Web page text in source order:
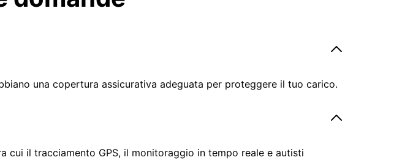
una copertura assicurativa adeguata per proteggere il tuo carico.
il tracciamento GPS, il monitoraggio in tempo reale e autisti